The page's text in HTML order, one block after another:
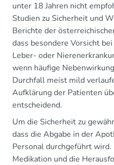
unter 18 Jahren nicht
Studien zu Sicherheit und
Berichte der
dass besondere Vorsicht
Leber- oder
wenn häufige
Durchfall meist mild
Aufklärung der Patienten
entscheidend.
Um die Sicherheit zu
dass die Abgabe in der
Personal durchgeführt
Medikation und die